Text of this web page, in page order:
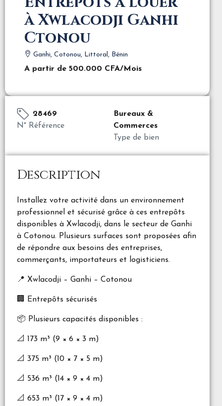
à Xwlacodji Ganhi
Ctonou
Ganhi, Cotonou, Littoral, Bénin
A partir de 500.000 CFA/Mois
28469
N° Référence
Bureaux &
Commerces
Type de bien
Description
Installez votre activité dans un environnement
professionnel et sécurisé grâce à ces entrepôts
disponibles à Xwlacodji, dans le secteur de Ganhi
à Cotonou. Plusieurs surfaces sont proposées afin
de répondre aux besoins des entreprises,
commerçants, importateurs et logisticiens.
📍 Xwlacodji – Ganhi – Cotonou
🏢 Entrepôts sécurisés
📦 Plusieurs capacités disponibles :
📐 173 m³ (9 × 6 × 3 m)
📐 375 m³ (10 × 7 × 5 m)
📐 536 m³ (14 × 9 × 4 m)
📐 653 m³ (17 × 9 × 4 m)